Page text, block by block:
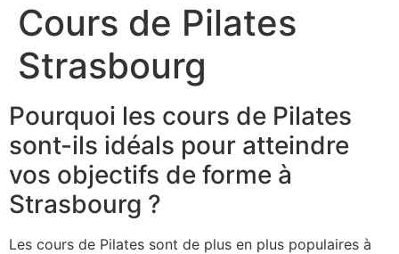
Cours de Pilates
Strasbourg
Pourquoi les cours de Pilates
sont-ils idéals pour atteindre
vos objectifs de forme à
Strasbourg ?
Les cours de Pilates sont de plus en plus populaires à